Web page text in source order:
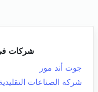
شركات
جوت أند مور
شركة الصناعات